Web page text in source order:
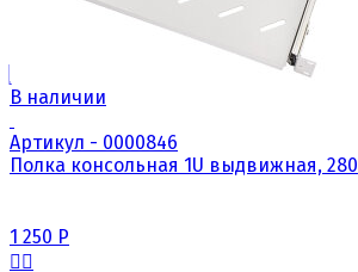
В наличии
Артикул - 0000846
Полка консольная 1U выдвижная, 280
1 250 Р